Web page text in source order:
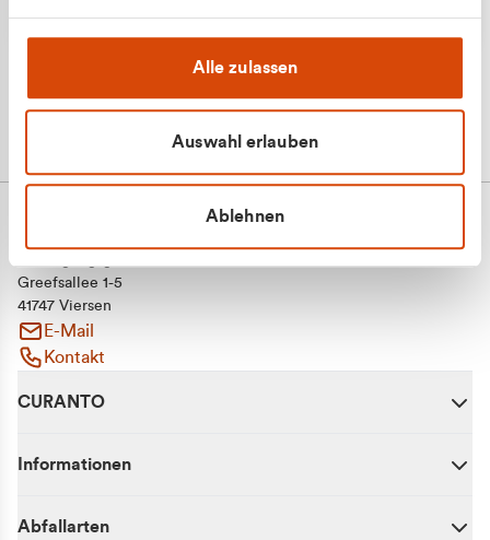
Alle zulassen
Auswahl erlauben
Ablehnen
Greefsallee 1-5
41747 Viersen
E-Mail
Kontakt
CURANTO
Informationen
Abfallarten